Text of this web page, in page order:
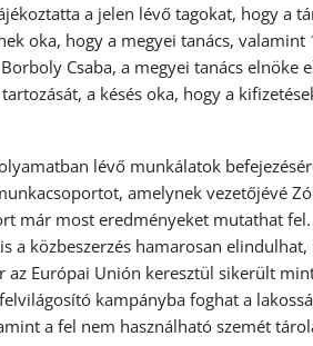
a jelen lévő tagokat, hogy a
oka, hogy a megyei tanács, valamint
Csaba, a megyei tanács elnöke
a késés oka, hogy a
lévő munkálatok
amelynek vezetőjévé
már most eredményeket mutathat fel.
a közbeszerzés hamarosan
Európai Unión keresztül sikerült
kampányba foghat a
a fel nem használható szemét